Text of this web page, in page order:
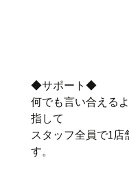
◆サポート◆
何でも言い合える
指して
スタッフ全員で1店
す。